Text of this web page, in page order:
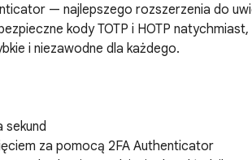
— najlepszego rozszerzenia do
kody TOTP i HOTP
i niezawodne dla każdego.
sekund
za pomocą 2FA Authenticator